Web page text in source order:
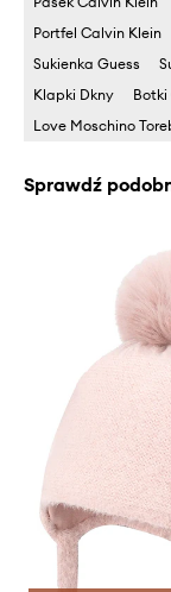
Portfel Calvin Klein
Sukienka Guess
Klapki Dkny
Botki
Love Moschino
Sprawdź